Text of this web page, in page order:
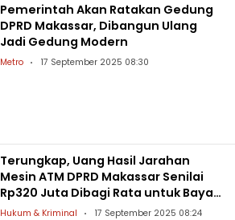
Pemerintah Akan Ratakan Gedung
DPRD Makassar, Dibangun Ulang
Jadi Gedung Modern
Metro 17 September 2025 08:30
Terungkap, Uang Hasil Jarahan
Mesin ATM DPRD Makassar Senilai
Rp320 Juta Dibagi Rata untuk Bayar
Cicilan Motor
Hukum & Kriminal 17 September 2025 08:24